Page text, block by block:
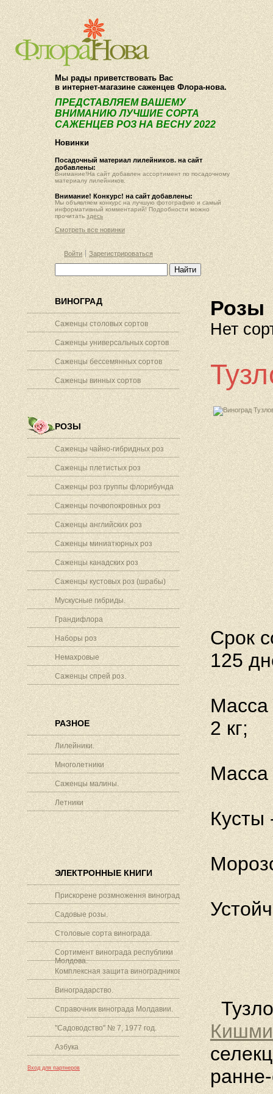
О компании Как купить
Мы рады приветствовать Вас
в интернет-магазине саженцев Флора-нова.
ПРЕДСТАВЛЯЕМ ВАШЕМУ
ВНИМАНИЮ ЛУЧШИЕ СОРТА
САЖЕНЦЕВ РОЗ НА ВЕСНУ 2022
Новинки
Посадочный материал лилейников. на сайт
добавлены:
Внимание!На сайт добавлен ассортимент по посадочному
материалу лилейников.
Внимание! Конкурс! на сайт добавлены:
Мы объявляем конкурс на лучшую фотографию и самый
информативный комментарий! Подробности можно
прочитать здесь
Смотреть все новинки
Войти Зарегистрироваться
ВИНОГРАД
Саженцы столовых сортов
Саженцы универсальных сортов
Саженцы бессемянных сортов
Саженцы винных сортов
РОЗЫ
Саженцы чайно-гибридных роз
Саженцы плетистых роз
Саженцы роз группы флорибунда
Саженцы почвопокровных роз
Саженцы английских роз
Саженцы миниатюрных роз
Саженцы канадских роз
Саженцы кустовых роз (шрабы)
Мускусные гибриды.
Грандифлора
Наборы роз
Немахровые
Саженцы спрей роз.
РАЗНОЕ
Лилейники.
Многолетники
Саженцы малины.
Летники
ЭЛЕКТРОННЫЕ КНИГИ
Прискорене розмноження винограду.
Садовые розы.
Столовые сорта винограда.
Сортимент винограда республики
Молдова.
Комплексная защита виноградников.
Виноградарство.
Справочник винограда Молдавии.
"Садоводство" № 7, 1977 год.
Азбука
Вход для партнеров
Розы
Нет
Срок
125
Масса
2 кг;
Масса
Кусты